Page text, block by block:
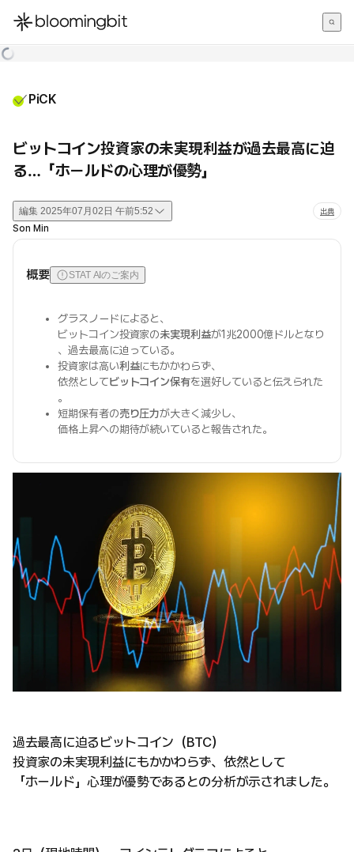
한국어
PiCK
ビットコイン投資家の未実現利益が過去最高に迫
る…「ホールドの心理が優勢」
編集 2025年07月02日 午前5:52 出典
Son Min
概要 STAT AIのご案内
グラスノードによると、
ビットコイン投資家の未実現利益が1兆2000億ドルとなり
、過去最高に迫っている。
投資家は高い利益にもかかわらず、
依然としてビットコイン保有を選好していると伝えられた
。
短期保有者の売り圧力が大きく減少し、
価格上昇への期待が続いていると報告された。
過去最高に迫るビットコイン（BTC）
投資家の未実現利益にもかかわらず、依然として
「ホールド」心理が優勢であるとの分析が示されました。